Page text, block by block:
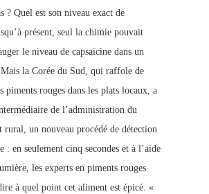
? Quel est son niveau exact de
présent, seul la chimie pouvait
le niveau de capsaïcine dans un
la Corée du Sud, qui raffole de
piments rouges dans les plats locaux, a
de l’administration du
rural, un nouveau procédé de détection
: en seulement cinq secondes et à l’aide
les experts en piments rouges
à quel point cet aliment est épicé. «